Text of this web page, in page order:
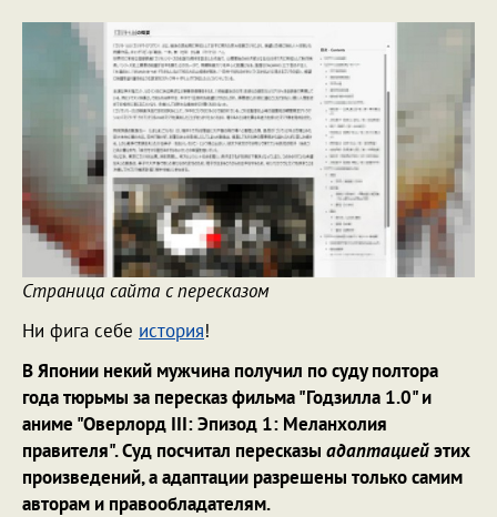
Страница сайта с пересказом
Ни фига себе история!
В Японии некий мужчина получил по суду полтора
года тюрьмы за пересказ фильма "Годзилла 1.0" и
аниме "Оверлорд III: Эпизод 1: Меланхолия
правителя". Суд посчитал пересказы адаптациейэтих
произведений, а адаптации разрешены только самим
авторам и правообладателям.